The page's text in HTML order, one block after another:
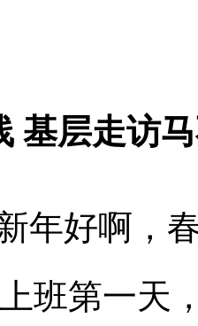
基层走访
年好啊，
班第一天